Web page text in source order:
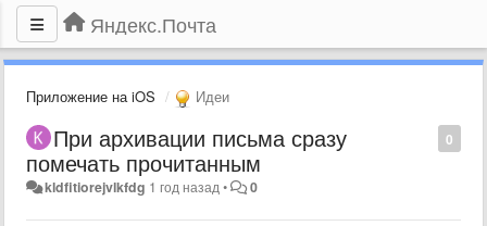
Яндекс.Почта
Приложение на iOS Идеи
0
При архивации письма сразу
помечать прочитанным
kldfitiorejvlkfdg 1 год назад • 0